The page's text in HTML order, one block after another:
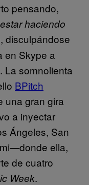
pensando,
haciendo
, disculpándose
en Skype a
La somnolienta
BPitch
una gran gira
a inyectar
Ángeles, San
ella,
de cuatro
Week.